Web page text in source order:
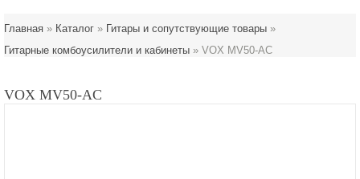
Главная » Каталог » Гитары и сопутствующие товары »
Гитарные комбоусилители и кабинеты » VOX MV50-AC
VOX MV50-AC